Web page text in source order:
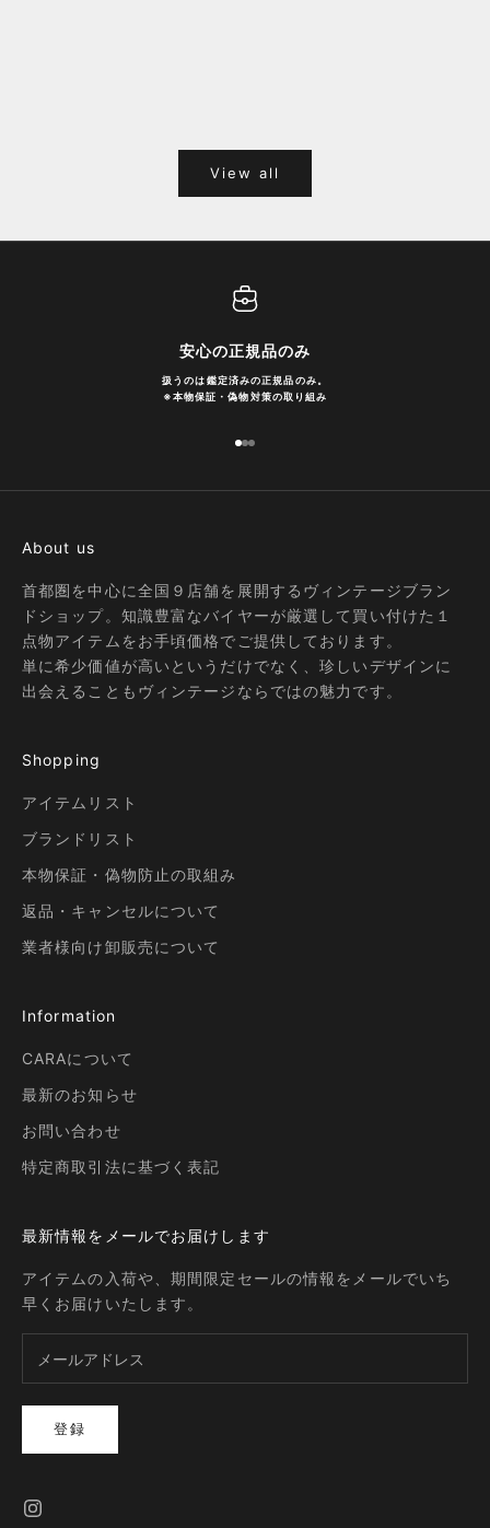
View all
安心の正規品のみ
扱うのは鑑定済みの正規品のみ。
※本物保証・偽物対策の取り組み
I18n Error: Missing interpolation
I18n Error: Missing interpolation
I18n Error: Missing interpolation
About us
首都圏を中心に全国９店舗を展開するヴィンテージブラン
ドショップ。知識豊富なバイヤーが厳選して買い付けた１
点物アイテムをお手頃価格でご提供しております。
単に希少価値が高いというだけでなく、珍しいデザインに
出会えることもヴィンテージならではの魅力です。
Shopping
アイテムリスト
ブランドリスト
本物保証・偽物防止の取組み
返品・キャンセルについて
業者様向け卸販売について
Information
CARAについて
最新のお知らせ
お問い合わせ
特定商取引法に基づく表記
最新情報をメールでお届けします
アイテムの入荷や、期間限定セールの情報をメールでいち
早くお届けいたします。
登録